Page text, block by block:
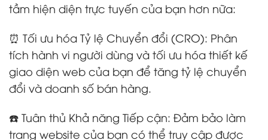
tầm hiện diện trực tuyến của bạn hơn nữa:
⏰ Tối ưu hóa Tỷ lệ Chuyển đổi (CRO): Phân
tích hành vi người dùng và tối ưu hóa thiết kế
giao diện web của bạn để tăng tỷ lệ chuyển
đổi và doanh số bán hàng.
☎️ Tuân thủ Khả năng Tiếp cận: Đảm bảo làm
trang website của bạn có thể truy cập được